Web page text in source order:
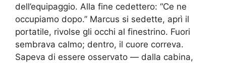
dell’equipaggio. Alla fine cedettero: “Ce ne
occupiamo dopo.” Marcus si sedette, aprì il
portatile, rivolse gli occhi al finestrino. Fuori
sembrava calmo; dentro, il cuore correva.
Sapeva di essere osservato — dalla cabina,